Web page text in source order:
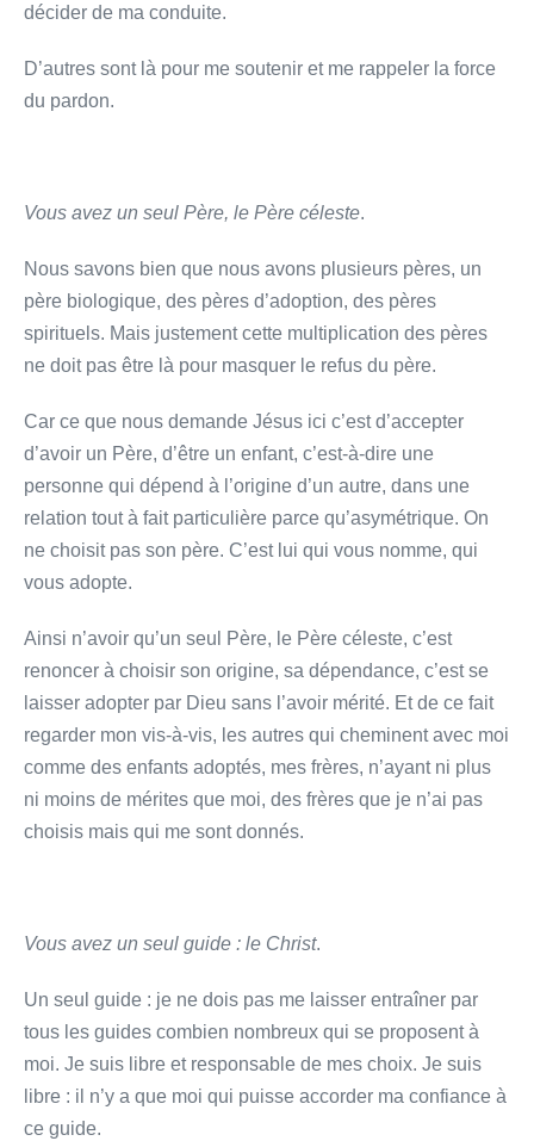
décider de ma conduite.
D’autres sont là pour me soutenir et me rappeler la force
du pardon.
Vous avez un seul Père, le Père céleste.
Nous savons bien que nous avons plusieurs pères, un
père biologique, des pères d’adoption, des pères
spirituels. Mais justement cette multiplication des pères
ne doit pas être là pour masquer le refus du père.
Car ce que nous demande Jésus ici c’est d’accepter
d’avoir un Père, d’être un enfant, c’est-à-dire une
personne qui dépend à l’origine d’un autre, dans une
relation tout à fait particulière parce qu’asymétrique. On
ne choisit pas son père. C’est lui qui vous nomme, qui
vous adopte.
Ainsi n’avoir qu’un seul Père, le Père céleste, c’est
renoncer à choisir son origine, sa dépendance, c’est se
laisser adopter par Dieu sans l’avoir mérité. Et de ce fait
regarder mon vis-à-vis, les autres qui cheminent avec moi
comme des enfants adoptés, mes frères, n’ayant ni plus
ni moins de mérites que moi, des frères que je n’ai pas
choisis mais qui me sont donnés.
Vous avez un seul guide : le Christ.
Un seul guide : je ne dois pas me laisser entraîner par
tous les guides combien nombreux qui se proposent à
moi. Je suis libre et responsable de mes choix. Je suis
libre : il n’y a que moi qui puisse accorder ma confiance à
ce guide.